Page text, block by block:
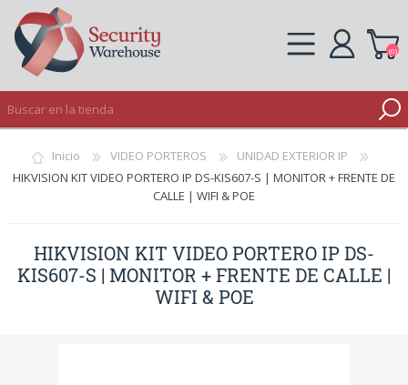
INICIAR SESIÓN
(0)
Inicio VIDEO PORTEROS
UNIDAD EXTERIOR IP
HIKVISION KIT VIDEO PORTERO IP DS-KIS607-S | MONITOR + FRENTE DE
CALLE | WIFI & POE
HIKVISION KIT VIDEO PORTERO IP DS-
KIS607-S | MONITOR + FRENTE DE CALLE |
WIFI & POE